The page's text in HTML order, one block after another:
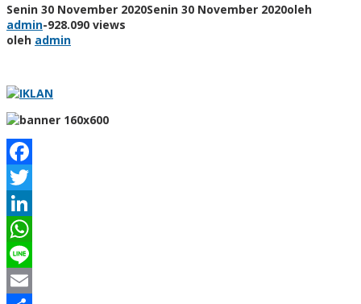
Senin 30 November 2020Senin 30 November 2020oleh
admin-928.090 views
oleh admin
Facebook
Twitter
LinkedIn
WhatsApp
Line